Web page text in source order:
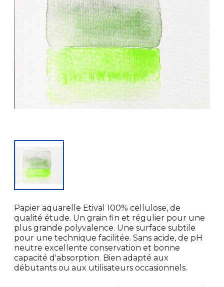
Papier aquarelle Etival 100% cellulose, de
qualité étude. Un grain fin et régulier pour une
plus grande polyvalence. Une surface subtile
pour une technique facilitée. Sans acide, de pH
neutre excellente conservation et bonne
capacité d'absorption. Bien adapté aux
débutants ou aux utilisateurs occasionnels.